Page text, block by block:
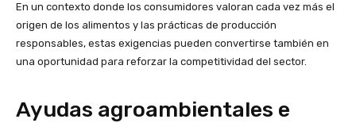
En un contexto donde los consumidores valoran cada vez más el
origen de los alimentos y las prácticas de producción
responsables, estas exigencias pueden convertirse también en
una oportunidad para reforzar la competitividad del sector.
Ayudas agroambientales e